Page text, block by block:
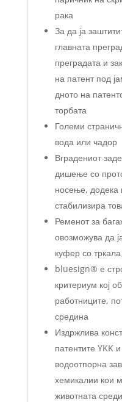
рака
За да ја
главната
преградата и
на патент под
дното на
торбата
Големи
вода или чадор
Вградениот
дишење со
носење, додека
стабилизира
Ременот за
овозможува да
куфер со
bluesign® е
критериум кој
работниците,
средина
Издржлива
патентите YKK
водоотпорна
хемикалии кои
животната